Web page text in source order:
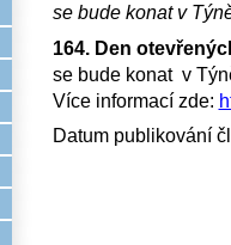
se bude konat v
164. Den
se bude konat v
Více informací zde:
Datum publikování